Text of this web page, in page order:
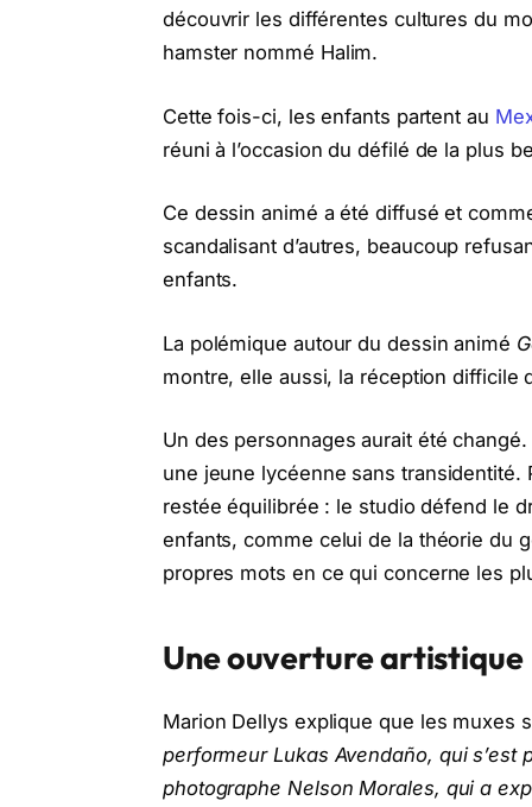
découvrir les différentes cultures du
hamster nommé Halim.
Cette fois-ci, les enfants partent au
réuni à l’occasion du défilé de la plus
Ce dessin animé a été diffusé et
scandalisant d’autres, beaucoup
enfants.
La polémique autour du dessin animé
montre, elle aussi, la réception
Un des personnages aurait été
une jeune lycéenne sans
restée équilibrée : le studio défend le
enfants, comme celui de la théorie du
propres mots en ce qui concerne les
Une ouverture artistique
Marion Dellys explique que les muxes
performeur Lukas Avendaño, qui s’est
photographe Nelson Morales, qui a